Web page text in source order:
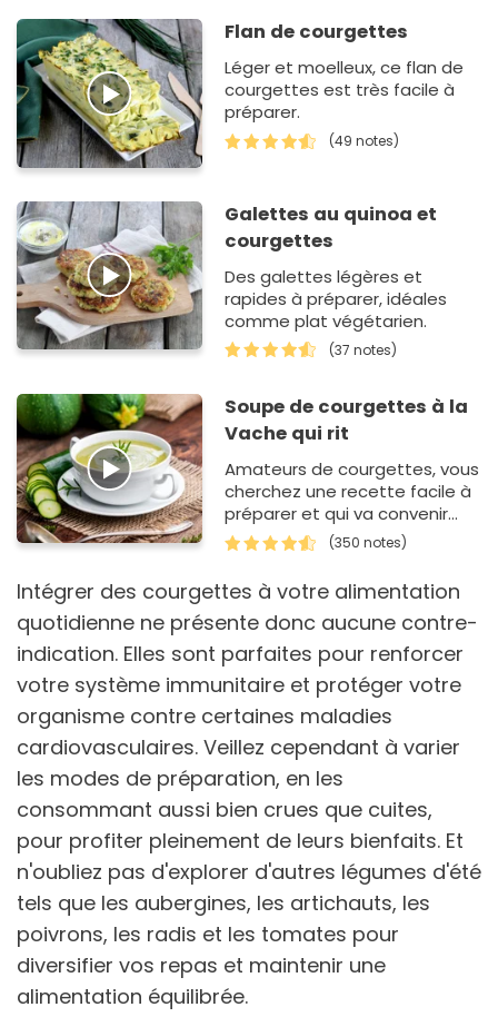
Flan de courgettes
Léger et moelleux, ce flan de
courgettes est très facile à
préparer.
(49 notes)
Galettes au quinoa et
courgettes
Des galettes légères et
rapides à préparer, idéales
comme plat végétarien.
(37 notes)
Soupe de courgettes à la
Vache qui rit
Amateurs de courgettes, vous
cherchez une recette facile à
préparer et qui va convenir
également aux enfants ?
Cette soupe de courgettes a
beau…
(350 notes)
Intégrer des courgettes à votre alimentation
quotidienne ne présente donc aucune contre-
indication. Elles sont parfaites pour renforcer
votre système immunitaire et protéger votre
organisme contre certaines maladies
cardiovasculaires. Veillez cependant à varier
les modes de préparation, en les
consommant aussi bien crues que cuites,
pour profiter pleinement de leurs bienfaits. Et
n'oubliez pas d'explorer d'autres légumes d'été
tels que les aubergines, les artichauts, les
poivrons, les radis et les tomates pour
diversifier vos repas et maintenir une
alimentation équilibrée.